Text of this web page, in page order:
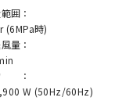
囲：
(6MPa時)
量：
：
W (50Hz/60Hz)